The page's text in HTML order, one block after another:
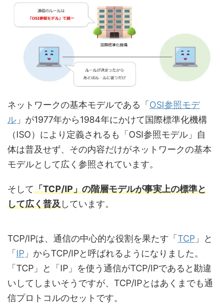
ネットワークの基本モデルである「 OSI参照モデ
ル 」が1977年から1984年にかけて国際標準化機構
（ISO）により定義されるも「OSI参照モデル」自
体は普及せず、その内容だけがネットワークの基本
モデルとして広く参照されています。
そして「TCP/IP」の階層モデルが事実上の標準と
して広く普及しています。
TCP/IPは、通信の中心的な役割を果たす「 TCP 」と
「 IP 」からTCP/IPと呼ばれるようになりました。
「TCP」と「IP」を使う通信がTCP/IPであると勘違
いしてしまいそうですが、TCP/IPとはあくまでも通
信プロトコルのセットです。